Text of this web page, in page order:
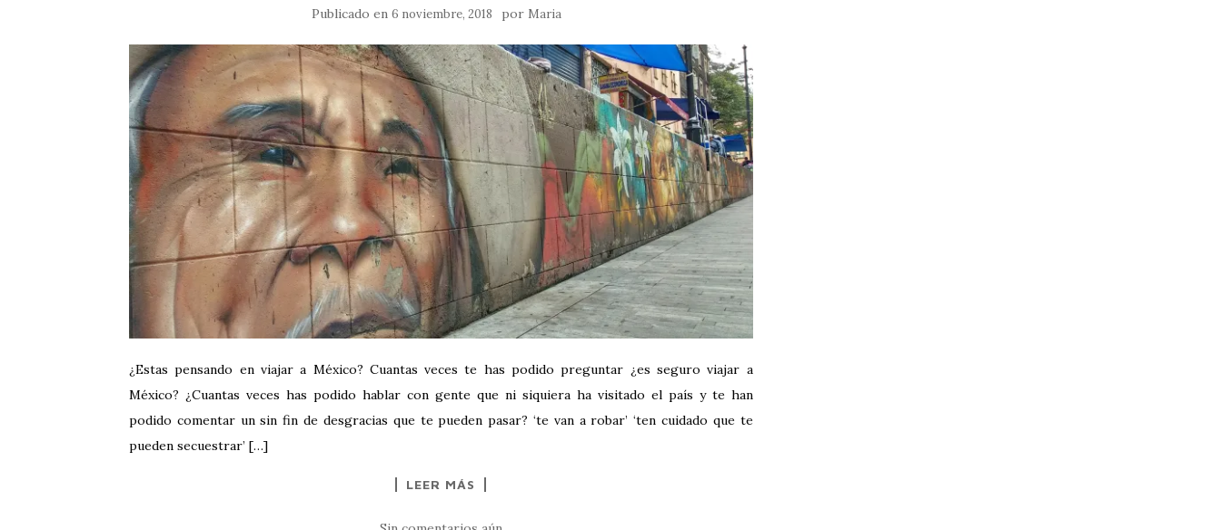
Publicado en 6 noviembre, 2018 por Maria
¿Estas pensando en viajar a México? Cuantas veces te has podido preguntar ¿es seguro viajar a
México? ¿Cuantas veces has podido hablar con gente que ni siquiera ha visitado el país y te han
podido comentar un sin fin de desgracias que te pueden pasar? ‘te van a robar’ ‘ten cuidado que te
pueden secuestrar’ […]
LEER MÁS